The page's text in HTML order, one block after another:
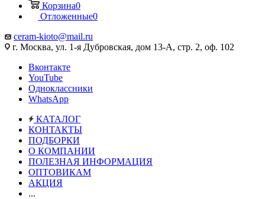
Корзина0
Отложенные0
ceram-kioto@mail.ru
г. Москва, ул. 1-я Дубровская, дом 13-А, стр. 2, оф. 102
Вконтакте
YouTube
Одноклассники
WhatsApp
КАТАЛОГ
КОНТАКТЫ
ПОДБОРКИ
О КОМПАНИИ
ПОЛЕЗНАЯ ИНФОРМАЦИЯ
ОПТОВИКАМ
АКЦИЯ
...